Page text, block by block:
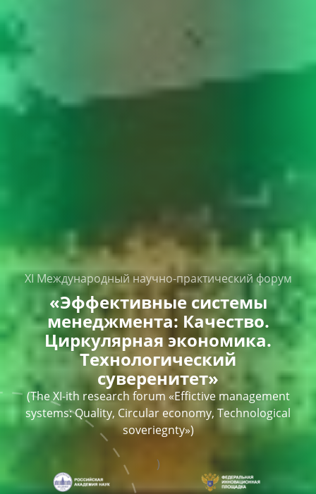
XI Международный научно-практический форум
«Эффективные системы
менеджмента: Качество.
Циркулярная экономика.
Технологический
суверенитет»
(The XI-ith research forum «Effictive management
systems: Quality, Circular economy, Technological
soveriegnty»)
)